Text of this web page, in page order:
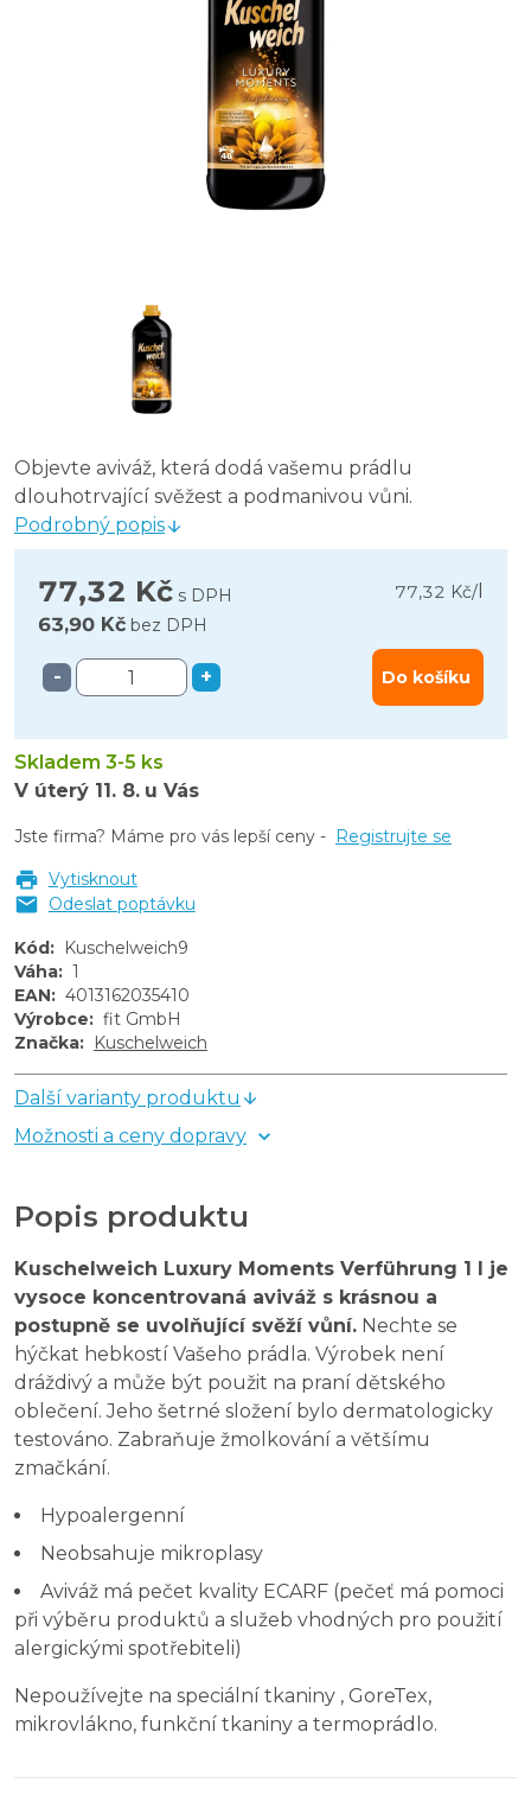
Objevte aviváž, která dodá vašemu prádlu
dlouhotrvající svěžest a podmanivou vůni.
Podrobný popis
77,32 Kč s DPH 77,32 Kč/
63,90 Kč bez DPH
- + Do košíku
Skladem 3-5 ks
V úterý 11. 8. u Vás
Jste firma? Máme pro vás lepší ceny - Registrujte se
Vytisknout
Odeslat poptávku
Kód: Kuschelweich9
Váha: 1
EAN: 4013162035410
Výrobce: fit GmbH
Značka: Kuschelweich
Další varianty produktu
Možnosti a ceny dopravy
Popis produktu
Kuschelweich Luxury Moments Verführung 1 l je
vysoce koncentrovaná aviváž s krásnou a
postupně se uvolňující svěží vůní. Nechte se
hýčkat hebkostí Vašeho prádla. Výrobek není
dráždivý a může být použit na praní dětského
oblečení. Jeho šetrné složení bylo dermatologicky
testováno. Zabraňuje žmolkování a většímu
zmačkání.
Hypoalergenní
Neobsahuje mikroplasy
Aviváž má pečet kvality ECARF (pečeť má pomoci
při výběru produktů a služeb vhodných pro použití
alergickými spotřebiteli)
Nepoužívejte na speciální tkaniny , GoreTex,
mikrovlákno, funkční tkaniny a termoprádlo.